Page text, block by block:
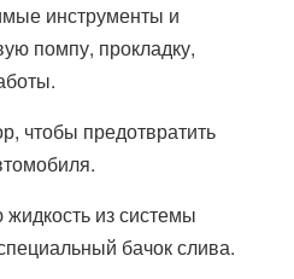
инструменты и
помпу, прокладку,
чтобы предотвратить
из системы
бачок слива.